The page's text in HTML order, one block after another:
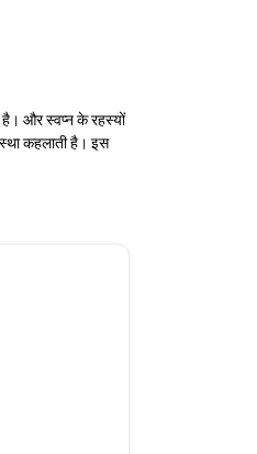
है। और स्वप्न के रहस्यों
कहलाती है। इस